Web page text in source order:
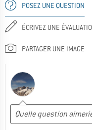
POSEZ UNE QUESTION
ÉCRIVEZ UNE
PARTAGER UNE IMAGE